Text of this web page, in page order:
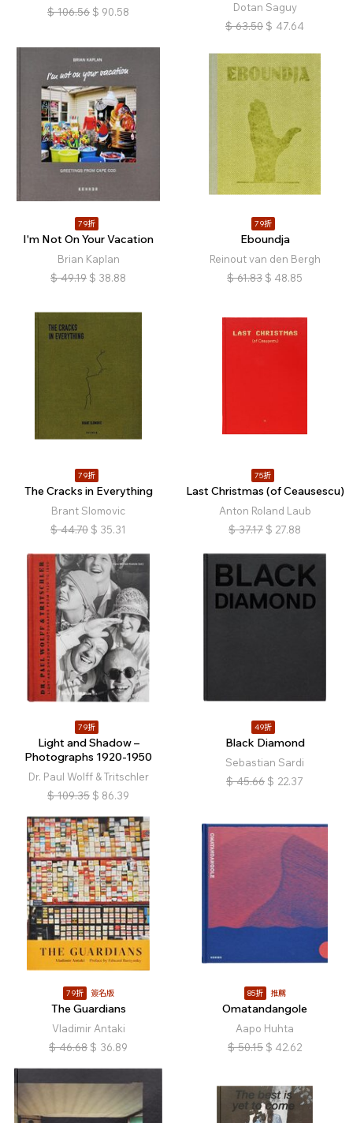
$ 106.56 $ 90.58
Dotan Saguy
$ 63.50 $ 47.64
79折
I'm Not On Your Vacation
Brian Kaplan
$ 49.19 $ 38.88
79折
Eboundja
Reinout van den Bergh
$ 61.83 $ 48.85
79折
The Cracks in Everything
Brant Slomovic
$ 44.70 $ 35.31
75折
Last Christmas (of Ceausescu)
Anton Roland Laub
$ 37.17 $ 27.88
79折
Light and Shadow –
Photographs 1920-1950
Dr. Paul Wolff & Tritschler
$ 109.35 $ 86.39
49折
Black Diamond
Sebastian Sardi
$ 45.66 $ 22.37
79折 簽名版
The Guardians
Vladimir Antaki
$ 46.68 $ 36.89
85折 推薦
Omatandangole
Aapo Huhta
$ 50.15 $ 42.62